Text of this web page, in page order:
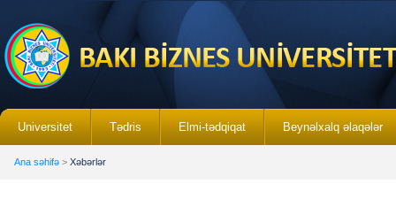
Universitet Tədris Elmi-tədqiqat Beynəlxalq əlaqələr
Ana səhifə > Xəbərlər